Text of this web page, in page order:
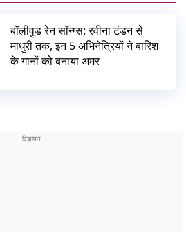
बॉलीवुड रेन सॉन्ग्स: रवीना टंडन से
माधुरी तक, इन 5 अभिनेत्रियों ने बारिश
के गानों को बनाया अमर